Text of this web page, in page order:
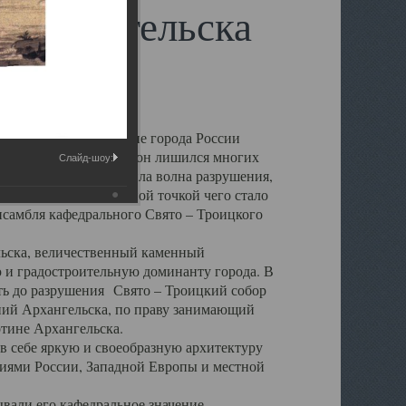
другие губернские города России
результате которых он лишился многих
Архангельску ударила волна разрушения,
–х годов. Отправной точкой чего стало
кафедрального Свято – Троицкого
величественный каменный
градостроительную доминанту города. В
до разрушения Свято – Троицкий собор
Архангельска, по праву занимающий
Архангельска.
яркую и своеобразную архитектуру
России, Западной Европы и местной
Слайд-шоу: